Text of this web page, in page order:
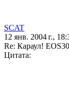
SCAT
12 янв. 2004 г.,
Re: Караул!
Цитата: